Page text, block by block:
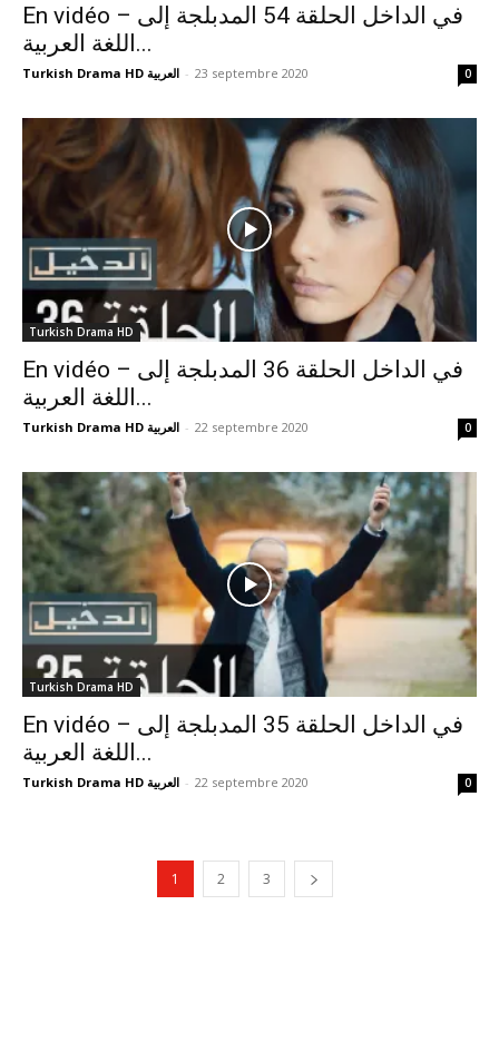
En vidéo – في الداخل الحلقة 54 المدبلجة إلى
اللغة العربية...
Turkish Drama HD العربية - 23 septembre 2020 0
Turkish Drama HD
En vidéo – في الداخل الحلقة 36 المدبلجة إلى
اللغة العربية...
Turkish Drama HD العربية - 22 septembre 2020 0
Turkish Drama HD
En vidéo – في الداخل الحلقة 35 المدبلجة إلى
اللغة العربية...
Turkish Drama HD العربية - 22 septembre 2020 0
1 2 3